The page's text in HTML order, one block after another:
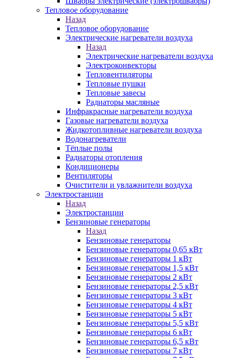
Тепловое оборудование
Назад
Тепловое оборудование
Электрические нагреватели воздуха
Назад
Электрические нагреватели воздуха
Электроконвекторы
Тепловентиляторы
Тепловые пушки
Тепловые завесы
Радиаторы масляные
Инфракрасные нагреватели воздуха
Газовые нагреватели воздуха
Жидкотопливные нагреватели воздуха
Водонагреватели
Тёплые полы
Радиаторы отопления
Кондиционеры
Вентиляторы
Очистители и увлажнители воздуха
Электростанции
Назад
Электростанции
Бензиновые генераторы
Назад
Бензиновые генераторы
Бензиновые генераторы 0,65 кВт
Бензиновые генераторы 1 кВт
Бензиновые генераторы 1,5 кВт
Бензиновые генераторы 2 кВт
Бензиновые генераторы 2,5 кВт
Бензиновые генераторы 3 кВт
Бензиновые генераторы 4 кВт
Бензиновые генераторы 5 кВт
Бензиновые генераторы 5,5 кВт
Бензиновые генераторы 6 кВт
Бензиновые генераторы 6,5 кВт
Бензиновые генераторы 7 кВт